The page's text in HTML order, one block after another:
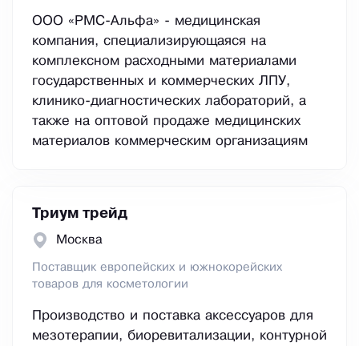
ООО «РМС-Альфа» - медицинская
компания, специализирующаяся на
комплексном расходными материалами
государственных и коммерческих ЛПУ,
клинико-диагностических лабораторий, а
также на оптовой продаже медицинских
материалов коммерческим организациям
Триум трейд
Москва
Поставщик европейских и южнокорейских
товаров для косметологии
Производство и поставка аксессуаров для
мезотерапии, биоревитализации, контурной